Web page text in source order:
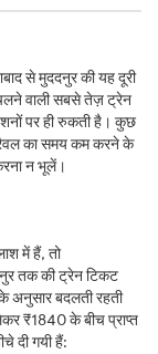
से मुददनुर की यह दूरी
वाली सबसे तेज़ ट्रेन
पर ही रुकती है। कुछ
का समय कम करने के
न भूलें।
में हैं, तो
तक की ट्रेन टिकट
अनुसार बदलती रहती
₹1840 के बीच प्राप्त
दी गयी हैं: